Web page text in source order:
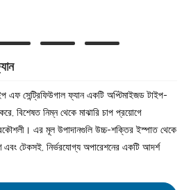
সেন্ট্রিফিউগাল ফ্যান একটি অপ্টিমাইজড টাইপ-
বিশেষত নিম্ন থেকে মাঝারি চাপ প্রয়োগে
এর মূল উপাদানগুলি উচ্চ-শক্তির ইস্পাত থেকে
এবং টেকসই, নির্ভরযোগ্য অপারেশনের একটি আদর্শ